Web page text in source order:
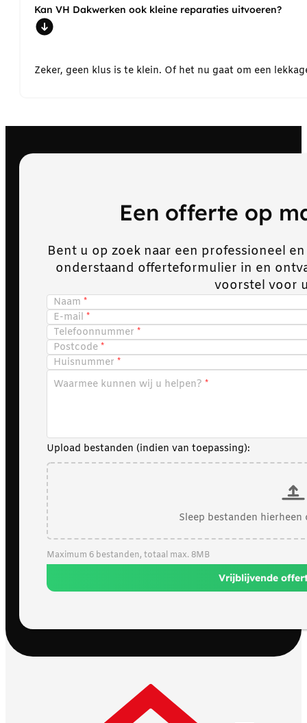
Kan VH Dakwerken ook kleine reparaties uitvoeren?
Zeker, geen klus is te klein. Of het nu gaat om een
Een offerte op
Bent u op zoek naar een professioneel
onderstaand offerteformulier in en
voorstel voor
Naam
E-mail
Telefoonnummer
Postcode
Huisnummer
Waarmee kunnen wij u helpen?
Upload bestanden (indien van toepassing):
Sleep bestanden
Maximum 6 bestanden, totaal max. 8MB
Vrijblijvende